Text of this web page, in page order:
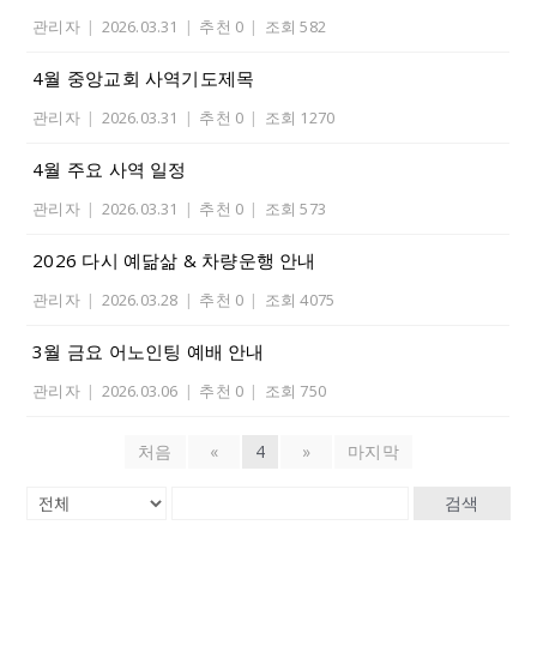
관리자 | 2026.03.31 | 추천 0 | 조회 582
4월 중앙교회 사역기도제목
관리자 | 2026.03.31 | 추천 0 | 조회 1270
4월 주요 사역 일정
관리자 | 2026.03.31 | 추천 0 | 조회 573
2026 다시 예닮삶 & 차량운행 안내
관리자 | 2026.03.28 | 추천 0 | 조회 4075
3월 금요 어노인팅 예배 안내
관리자 | 2026.03.06 | 추천 0 | 조회 750
처음 « 4 » 마지막
검색